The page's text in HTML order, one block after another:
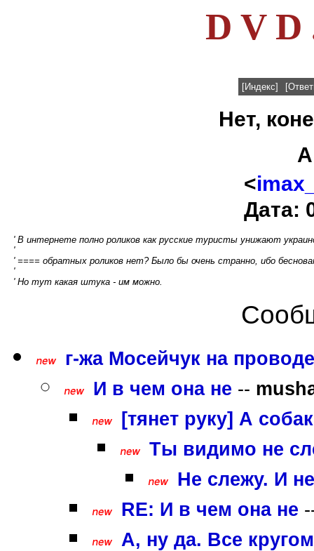
D V D
[Индекс]
Нет,
<
Дата:
' В интернете полно роликов как русские туристы унижают
'
' ==== обратных роликов нет? Было бы очень странно, ибо
'
' Но тут какая штука - им можно.
г-жа Мосейчук на
И в чем она не --
[тянет руку] А
Ты видимо не
Не слежу. И
RE: И в чем она не
А, ну да. Все